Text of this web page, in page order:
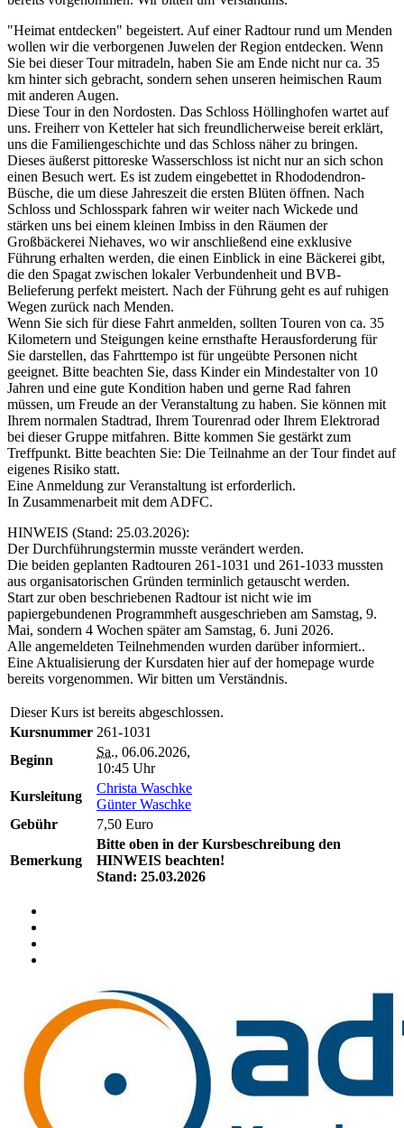
"Heimat entdecken" begeistert. Auf einer Radtour rund um Menden
wollen wir die verborgenen Juwelen der Region entdecken. Wenn
Sie bei dieser Tour mitradeln, haben Sie am Ende nicht nur ca. 35
km hinter sich gebracht, sondern sehen unseren heimischen Raum
mit anderen Augen.
Diese Tour in den Nordosten. Das Schloss Höllinghofen wartet auf
uns. Freiherr von Ketteler hat sich freundlicherweise bereit erklärt,
uns die Familiengeschichte und das Schloss näher zu bringen.
Dieses äußerst pittoreske Wasserschloss ist nicht nur an sich schon
einen Besuch wert. Es ist zudem eingebettet in Rhododendron-
Büsche, die um diese Jahreszeit die ersten Blüten öffnen. Nach
Schloss und Schlosspark fahren wir weiter nach Wickede und
stärken uns bei einem kleinen Imbiss in den Räumen der
Großbäckerei Niehaves, wo wir anschließend eine exklusive
Führung erhalten werden, die einen Einblick in eine Bäckerei gibt,
die den Spagat zwischen lokaler Verbundenheit und BVB-
Belieferung perfekt meistert. Nach der Führung geht es auf ruhigen
Wegen zurück nach Menden.
Wenn Sie sich für diese Fahrt anmelden, sollten Touren von ca. 35
Kilometern und Steigungen keine ernsthafte Herausforderung für
Sie darstellen, das Fahrttempo ist für ungeübte Personen nicht
geeignet. Bitte beachten Sie, dass Kinder ein Mindestalter von 10
Jahren und eine gute Kondition haben und gerne Rad fahren
müssen, um Freude an der Veranstaltung zu haben. Sie können mit
Ihrem normalen Stadtrad, Ihrem Tourenrad oder Ihrem Elektrorad
bei dieser Gruppe mitfahren. Bitte kommen Sie gestärkt zum
Treffpunkt. Bitte beachten Sie: Die Teilnahme an der Tour findet auf
eigenes Risiko statt.
Eine Anmeldung zur Veranstaltung ist erforderlich.
In Zusammenarbeit mit dem ADFC.
HINWEIS (Stand: 25.03.2026):
Der Durchführungstermin musste verändert werden.
Die beiden geplanten Radtouren 261-1031 und 261-1033 mussten
aus organisatorischen Gründen terminlich getauscht werden.
Start zur oben beschriebenen Radtour ist nicht wie im
papiergebundenen Programmheft ausgeschrieben am Samstag, 9.
Mai, sondern 4 Wochen später am Samstag, 6. Juni 2026.
Alle angemeldeten Teilnehmenden wurden darüber informiert..
Eine Aktualisierung der Kursdaten hier auf der homepage wurde
bereits vorgenommen. Wir bitten um Verständnis.
Dieser Kurs ist bereits abgeschlossen.
Kursnummer 261-1031
Beginn
Sa., 06.06.2026,
10:45 Uhr
Kursleitung
Christa Waschke
Günter Waschke
Gebühr
7,50 Euro
Bemerkung
Bitte oben in der Kursbeschreibung den
HINWEIS beachten!
Stand: 25.03.2026